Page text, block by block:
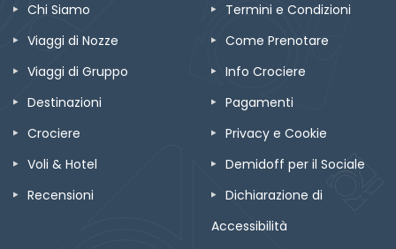
Chi Siamo
Viaggi di Nozze
Viaggi di Gruppo
Destinazioni
Crociere
Voli & Hotel
Recensioni
Termini e Condizioni
Come Prenotare
Info Crociere
Pagamenti
Privacy e Cookie
Demidoff per il Sociale
Dichiarazione di
Accessibilità